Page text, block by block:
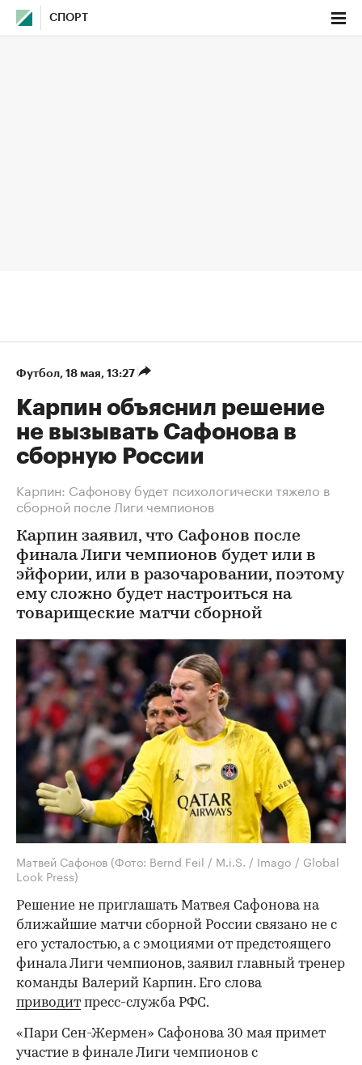
СПОРТ
Футбол⁠, 18 мая, 13:27
Карпин объяснил решение
не вызывать Сафонова в
сборную России
Карпин: Сафонову будет психологически тяжело в
сборной после Лиги чемпионов
Карпин заявил, что Сафонов после
финала Лиги чемпионов будет или в
эйфории, или в разочаровании, поэтому
ему сложно будет настроиться на
товарищеские матчи сборной
Матвей Сафонов (Фото: Bernd Feil / M.i.S. / Imago / Global
Look Press)
Решение не приглашать Матвея Сафонова на
ближайшие матчи сборной России связано не с
его усталостью, а с эмоциями от предстоящего
финала Лиги чемпионов, заявил главный тренер
команды Валерий Карпин. Его слова
приводит пресс-служба РФС.
«Пари Сен-Жермен» Сафонова 30 мая примет
участие в финале Лиги чемпионов с